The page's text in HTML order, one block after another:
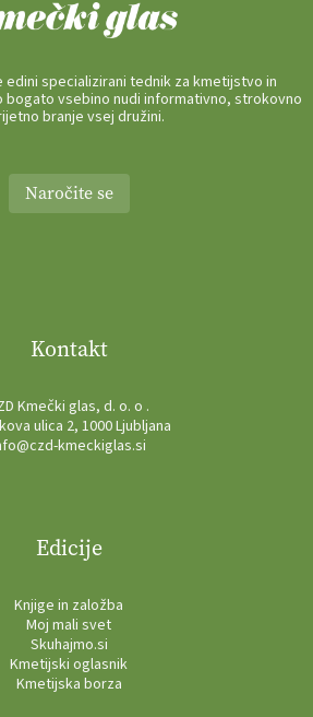
edini specializirani tednik za kmetijstvo in
bogato vsebino nudi informativno, strokovno
branje vsej družini.
Naročite se
Kontakt
Kmečki glas, d. o. o .
ulica 2, 1000 Ljubljana
kmeckiglas.si
Edicije
Knjige in založba
Moj mali svet
Skuhajmo.si
Kmetijski oglasnik
Kmetijska borza